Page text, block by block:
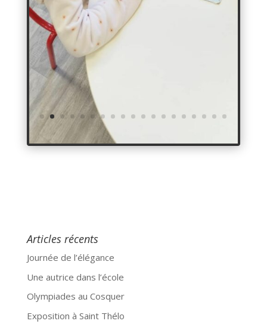
Articles récents
Journée de l’élégance
Une autrice dans l’école
Olympiades au Cosquer
Exposition à Saint Thélo